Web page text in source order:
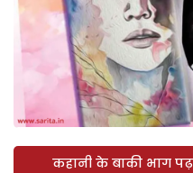
कहानी के बाकी भाग